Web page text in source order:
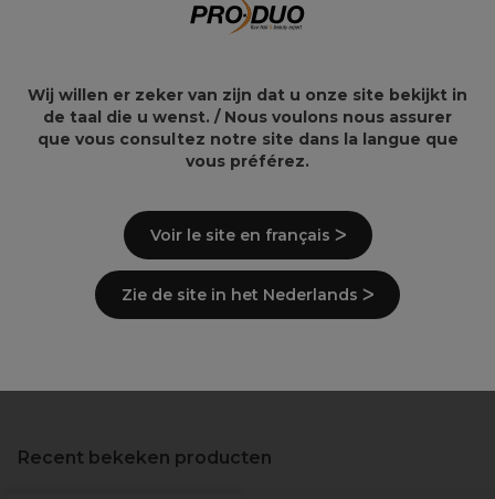
Reinigingsmiddel -
Overzicht
Ingrediënten(kan wijzigen, verpakking
raadplegen)
Recent bekeken producten
Wij willen er zeker van zijn dat u onze site bekijkt in
de taal die u wenst. / Nous voulons nous assurer
que vous consultez notre site dans la langue que
vous préférez.
Voir le site en français ᐳ
Zie de site in het Nederlands ᐳ